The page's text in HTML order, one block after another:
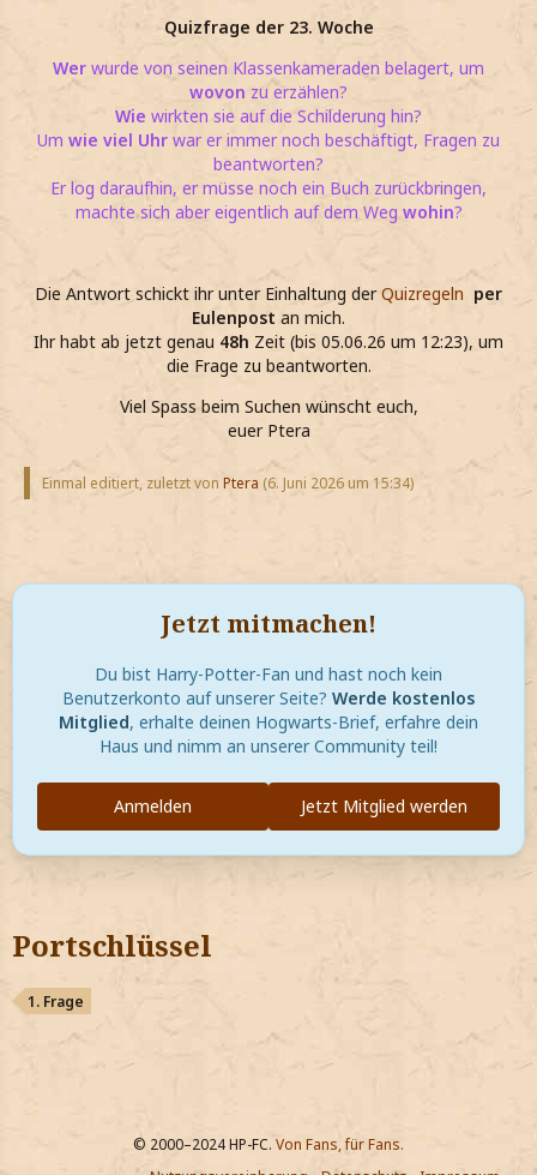
Quizfrage der 23. Woche
Wer wurde von seinen Klassenkameraden belagert, um
wovon zu erzählen?
Wie wirkten sie auf die Schilderung hin?
Um wie viel Uhr war er immer noch beschäftigt, Fragen zu
beantworten?
Er log daraufhin, er müsse noch ein Buch zurückbringen,
machte sich aber eigentlich auf dem Weg wohin?
Die Antwort schickt ihr unter Einhaltung derQuizregeln per
Eulenpost an mich.
Ihr habt ab jetzt genau 48h Zeit (bis 05.06.26 um 12:23), um
die Frage zu beantworten.
Viel Spass beim Suchen wünscht euch,
euer Ptera
Einmal editiert, zuletzt von Ptera (6. Juni 2026 um 15:34)
Jetzt mitmachen!
Du bist Harry-Potter-Fan und hast noch kein
Benutzerkonto auf unserer Seite? Werde kostenlos
Mitglied, erhalte deinen Hogwarts-Brief, erfahre dein
Haus und nimm an unserer Community teil!
Jetzt Mitglied werden
Anmelden
Portschlüssel
1. Frage
© 2000–2024 HP-FC. Von Fans, für Fans.